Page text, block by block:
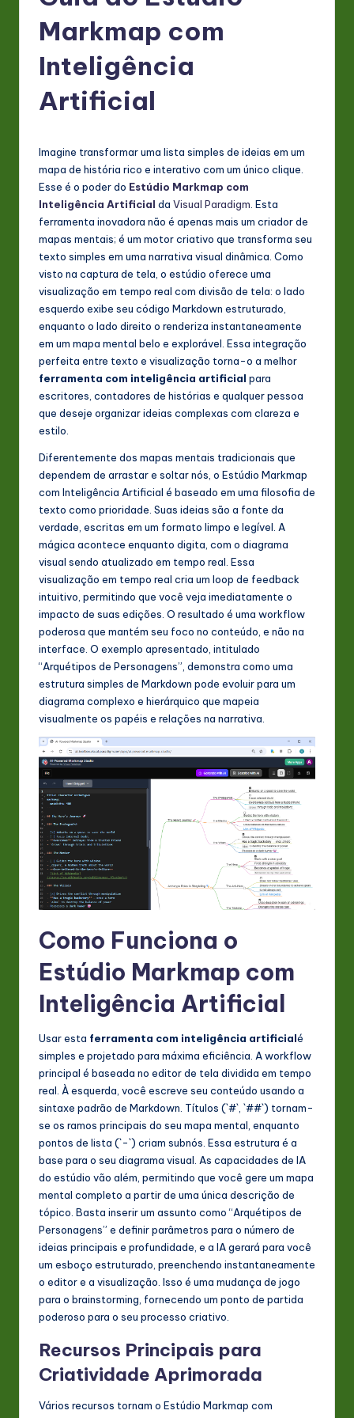
rt
in
&
S
o
ft
w
In
o
ti
Markmap com
Inteligência
Artificial
Imagine transformar uma lista simples de ideias em um
mapa de história rico e interativo com um único clique.
Esse é o poder do Estúdio Markmap com
Inteligência Artificial da Visual Paradigm . Esta
ferramenta inovadora não é apenas mais um criador de
mapas mentais; é um motor criativo que transforma seu
texto simples em uma narrativa visual dinâmica. Como
visto na captura de tela, o estúdio oferece uma
visualização em tempo real com divisão de tela: o lado
esquerdo exibe seu código Markdown estruturado,
enquanto o lado direito o renderiza instantaneamente
em um mapa mental belo e explorável. Essa integração
perfeita entre texto e visualização torna-o a melhor
ferramenta com inteligência artificial para
escritores, contadores de histórias e qualquer pessoa
que deseje organizar ideias complexas com clareza e
estilo.
Diferentemente dos mapas mentais tradicionais que
dependem de arrastar e soltar nós, o Estúdio Markmap
com Inteligência Artificial é baseado em uma filosofia de
texto como prioridade. Suas ideias são a fonte da
verdade, escritas em um formato limpo e legível. A
mágica acontece enquanto digita, com o diagrama
visual sendo atualizado em tempo real. Essa
visualização em tempo real cria um loop de feedback
intuitivo, permitindo que você veja imediatamente o
impacto de suas edições. O resultado é uma workflow
poderosa que mantém seu foco no conteúdo, e não na
interface. O exemplo apresentado, intitulado
“Arquétipos de Personagens”, demonstra como uma
estrutura simples de Markdown pode evoluir para um
diagrama complexo e hierárquico que mapeia
visualmente os papéis e relações na narrativa.
Como Funciona o
Estúdio Markmap com
Inteligência Artificial
Usar esta ferramenta com inteligência artificialé
simples e projetado para máxima eficiência. A workflow
principal é baseada no editor de tela dividida em tempo
real. À esquerda, você escreve seu conteúdo usando a
sintaxe padrão de Markdown. Títulos (`#`, `##`) tornam-
se os ramos principais do seu mapa mental, enquanto
pontos de lista (`-`) criam subnós. Essa estrutura é a
base para o seu diagrama visual. As capacidades de IA
do estúdio vão além, permitindo que você gere um mapa
mental completo a partir de uma única descrição de
tópico. Basta inserir um assunto como “Arquétipos de
Personagens” e definir parâmetros para o número de
ideias principais e profundidade, e a IA gerará para você
um esboço estruturado, preenchendo instantaneamente
o editor e a visualização. Isso é uma mudança de jogo
para o brainstorming, fornecendo um ponto de partida
poderoso para o seu processo criativo.
Recursos Principais para
Criatividade Aprimorada
Vários recursos tornam o Estúdio Markmap com